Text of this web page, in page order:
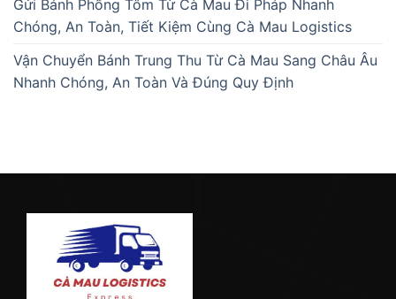
Gửi Bánh Phồng Tôm Từ Cà Mau Đi Pháp Nhanh
Chóng, An Toàn, Tiết Kiệm Cùng Cà Mau Logistics
Vận Chuyển Bánh Trung Thu Từ Cà Mau Sang Châu Âu
Nhanh Chóng, An Toàn Và Đúng Quy Định